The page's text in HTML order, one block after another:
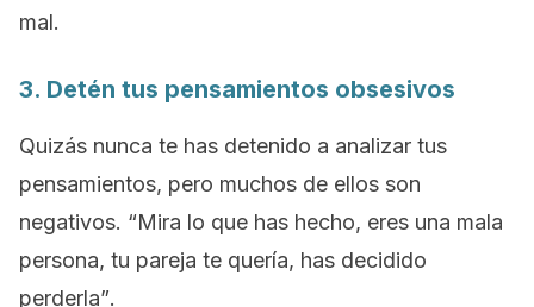
mal.
3. Detén tus pensamientos obsesivos
Quizás nunca te has detenido a analizar tus
pensamientos, pero muchos de ellos son
negativos. “Mira lo que has hecho, eres una mala
persona, tu pareja te quería, has decidido
perderla”.